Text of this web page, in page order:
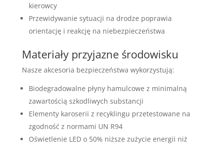
kierowcy
Przewidywanie sytuacji na drodze poprawia
orientację i reakcję na niebezpieczeństwa
Materiały przyjazne środowisku
Nasze akcesoria bezpieczeństwa wykorzystują:
Biodegradowalne płyny hamulcowe z minimalną
zawartością szkodliwych substancji
Elementy karoserii z recyklingu przetestowane na
zgodność z normami UN R94
Oświetlenie LED o 50% niższe zużycie energii niż